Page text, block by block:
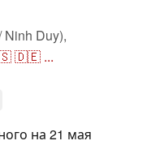
Ninh Duy),
🇩🇪 ...
на 21 мая